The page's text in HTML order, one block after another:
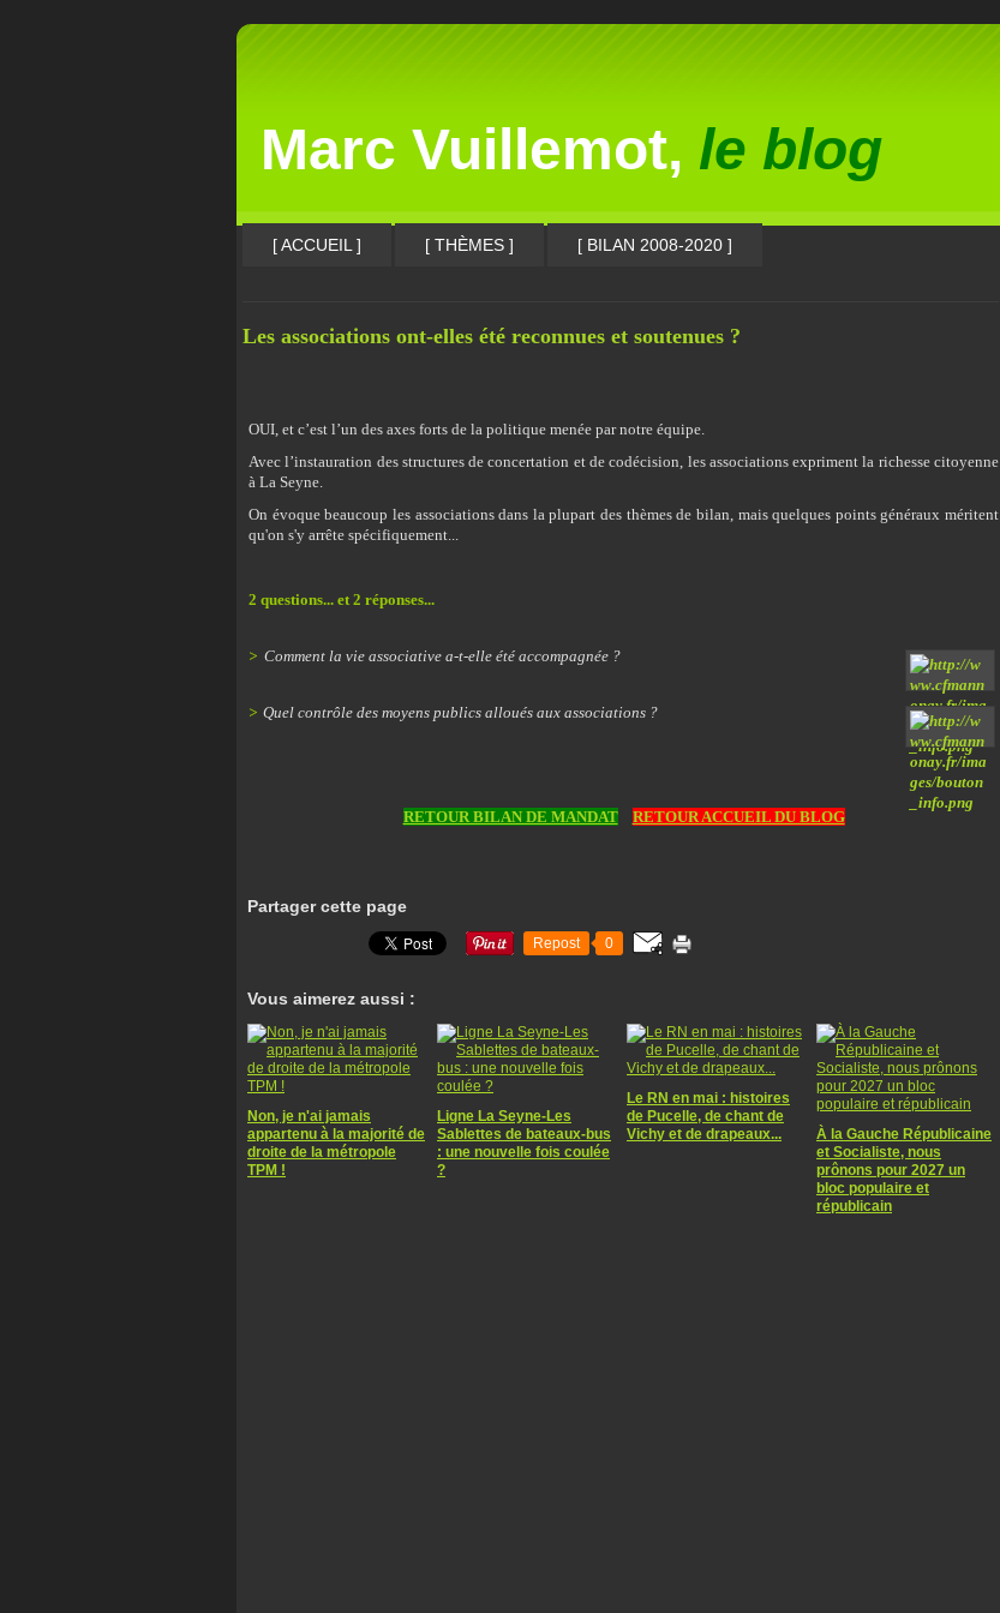
Marc Vuillemot, le blog
[ ACCUEIL ] [ THÈMES ] [ BILAN 2008-2020 ]
Les associations ont-elles été reconnues et soutenues ?
OUI, et c’est l’un des axes forts de la politique menée par notre équipe.
Avec l’instauration des structures de concertation et de codécision, les associations expriment la richesse citoyenne
à La Seyne.
On évoque beaucoup les associations dans la plupart des thèmes de bilan, mais quelques points généraux méritent
qu'on s'y arrête spécifiquement...
2 questions... et 2 réponses...
> Comment la vie associative a-t-elle été accompagnée ?
> Quel contrôle des moyens publics alloués aux associations ?
RETOUR BILAN DE MANDAT RETOUR ACCUEIL DU BLOG
Partager cette page
Repost 0
Vous aimerez aussi :
Non, je n'ai jamais
appartenu à la majorité de
droite de la métropole
TPM !
Ligne La Seyne-Les
Sablettes de bateaux-bus
: une nouvelle fois coulée
?
Le RN en mai : histoires
de Pucelle, de chant de
Vichy et de drapeaux...
À la Gauche Républicaine
et Socialiste, nous
prônons pour 2027 un
bloc populaire et
républicain